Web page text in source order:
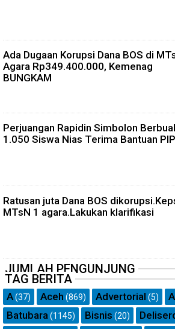
Ada Dugaan Korupsi Dana BOS di
Agara Rp349.400.000, Kemenag
BUNGKAM
Perjuangan Rapidin Simbolon
1.050 Siswa Nias Terima Bantuan PIP
Ratusan juta Dana BOS
MTsN 1 agara.Lakukan klarifikasi
JUMLAH PENGUNJUNG
TAG BERITA
A(37) Aceh (869) Advertorial (5)
Batubara (1145) Bisnis (20)